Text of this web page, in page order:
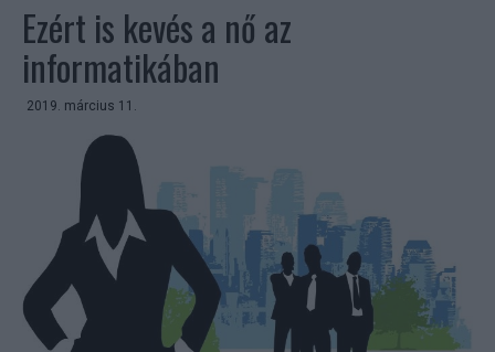
Ezért is kevés a nő az
informatikában
2019. március 11.